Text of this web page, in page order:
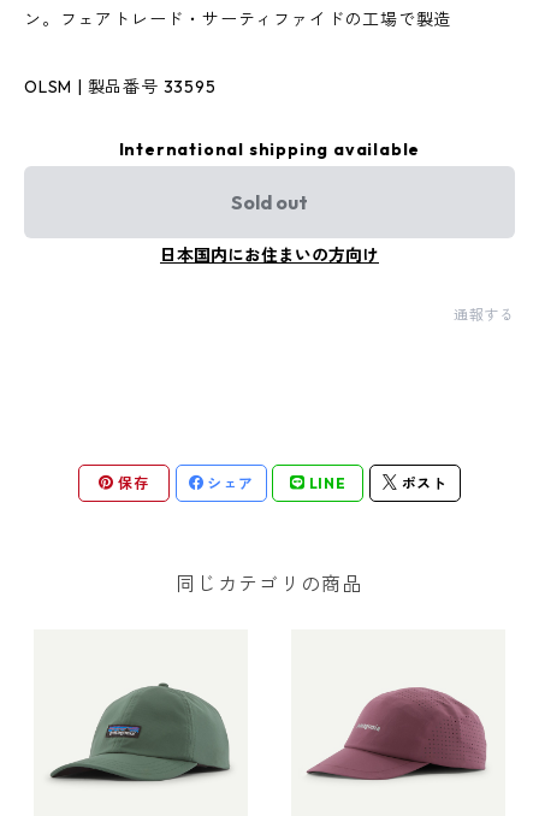
ン。フェアトレード・サーティファイドの工場で製造
OLSM | 製品番号 33595
International shipping available
Sold out
日本国内にお住まいの方向け
通報する
保存 シェア LINE ポスト
同じカテゴリの商品